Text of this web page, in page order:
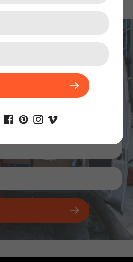
اشترك في نشرتنا